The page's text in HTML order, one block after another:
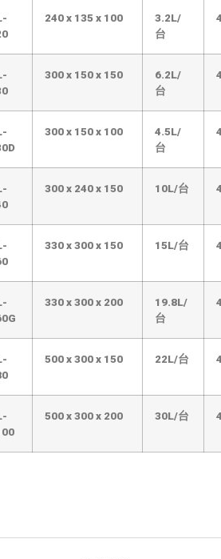
240x 135 x 100
3.2L/
台
300x 150x 150
6.2L/
台
300x 150x 100
4.5L/
台
300x 240x 150 10L/台
330x300x 150 15L/台
330x300x 200
19.8L/
台
500x300x 150 22L/台
500x300x 200 30L/台